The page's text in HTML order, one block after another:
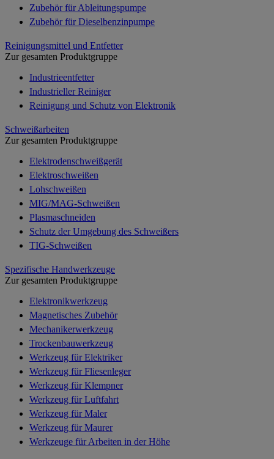
Zubehör für Ableitungspumpe
Zubehör für Dieselbenzinpumpe
Reinigungsmittel und Entfetter
Zur gesamten Produktgruppe
Industrieentfetter
Industrieller Reiniger
Reinigung und Schutz von Elektronik
Schweißarbeiten
Zur gesamten Produktgruppe
Elektrodenschweißgerät
Elektroschweißen
Lohschweißen
MIG/MAG-Schweißen
Plasmaschneiden
Schutz der Umgebung des Schweißers
TIG-Schweißen
Spezifische Handwerkzeuge
Zur gesamten Produktgruppe
Elektronikwerkzeug
Magnetisches Zubehör
Mechanikerwerkzeug
Trockenbauwerkzeug
Werkzeug für Elektriker
Werkzeug für Fliesenleger
Werkzeug für Klempner
Werkzeug für Luftfahrt
Werkzeug für Maler
Werkzeug für Maurer
Werkzeuge für Arbeiten in der Höhe